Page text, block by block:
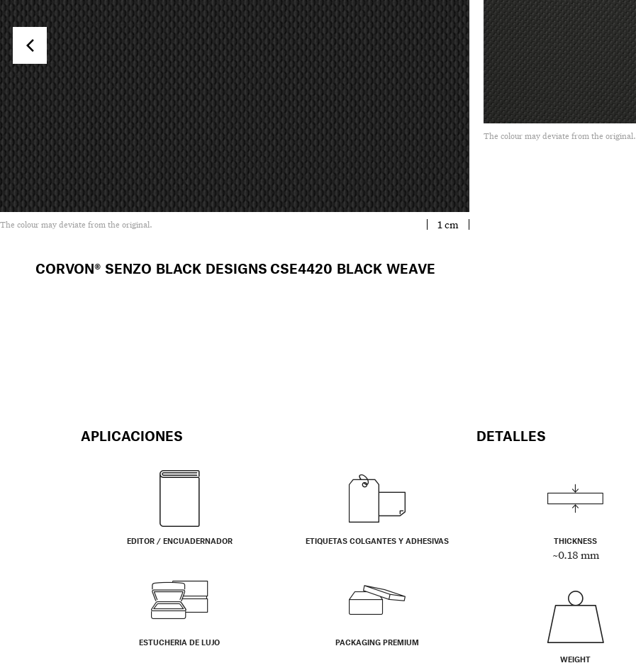
The colour may deviate from the original. 1 cm
The colour may deviate from the original.
CORVON® SENZO BLACK DESIGNS CSE4420 BLACK WEAVE
APLICACIONES
EDITOR / ENCUADERNADOR ETIQUETAS COLGANTES Y ADHESIVAS
ESTUCHERIA DE LUJO PACKAGING PREMIUM
DETALLES
THICKNESS
~0.18 mm
WEIGHT